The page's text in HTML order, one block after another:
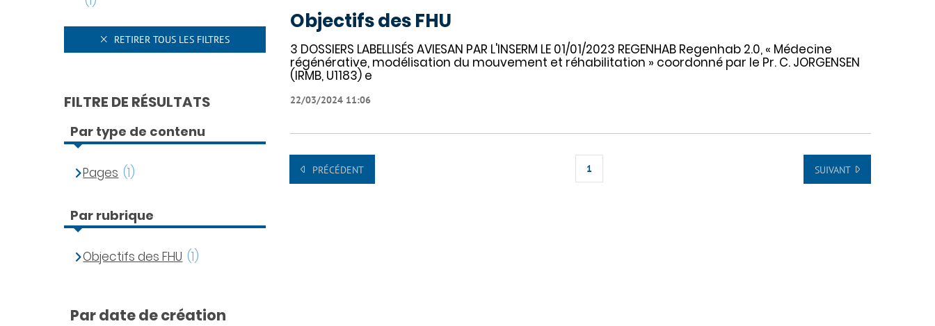
Objectifs des FHU
3 DOSSIERS LABELLISÉS AVIESAN PAR L'INSERM LE 01/01/2023 REGENHAB Regenhab 2.0, « Médecine
régénérative, modélisation du mouvement et réhabilitation » coordonné par le Pr. C. JORGENSEN
(IRMB, U1183) e
22/03/2024 11:06
PRÉCÉDENT 1 SUIVANT
RETIRER TOUS LES FILTRES
FILTRE DE RÉSULTATS
Par type de contenu
Pages (1)
Par rubrique
Objectifs des FHU (1)
Par date de création